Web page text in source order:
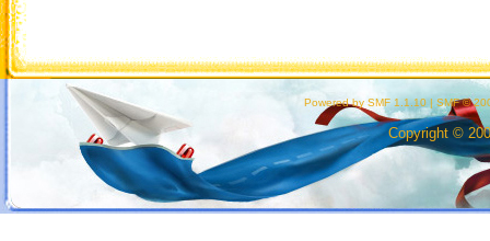
Powered by SMF 1.1.10 | SMF ©
Copyright ©